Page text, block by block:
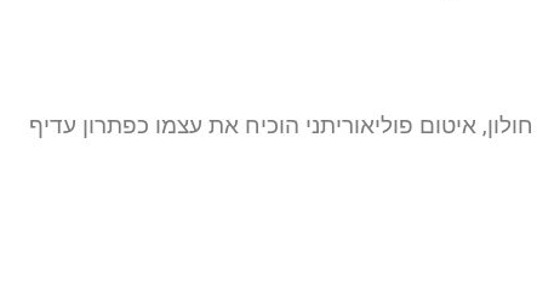
איטום פוליאוריתני הוכיח את עצמו כפתרון עדיף